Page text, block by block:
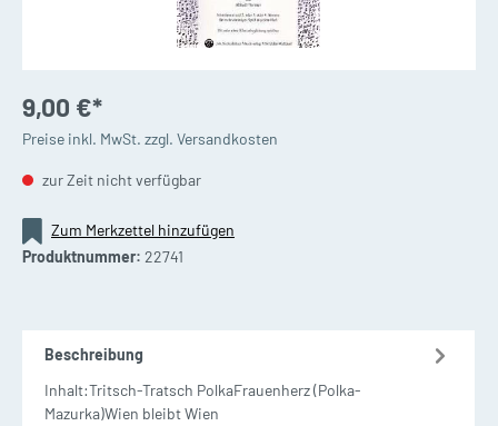
9,00 €*
Preise inkl. MwSt. zzgl. Versandkosten
zur Zeit nicht verfügbar
Zum Merkzettel hinzufügen
Produktnummer: 22741
Beschreibung
Inhalt:Tritsch-Tratsch PolkaFrauenherz (Polka-
Mazurka)Wien bleibt Wien